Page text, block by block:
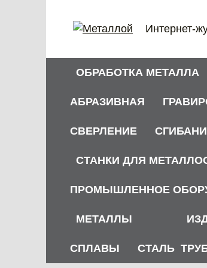
Интернет-
ОБРАБОТКА МЕТАЛЛА
АБРАЗИВНАЯ
СВЕРЛЕНИЕ
СТАНКИ ДЛЯ
ПРОМЫШЛЕННОЕ
МЕТАЛЛЫ
СПЛАВЫ СТАЛЬ